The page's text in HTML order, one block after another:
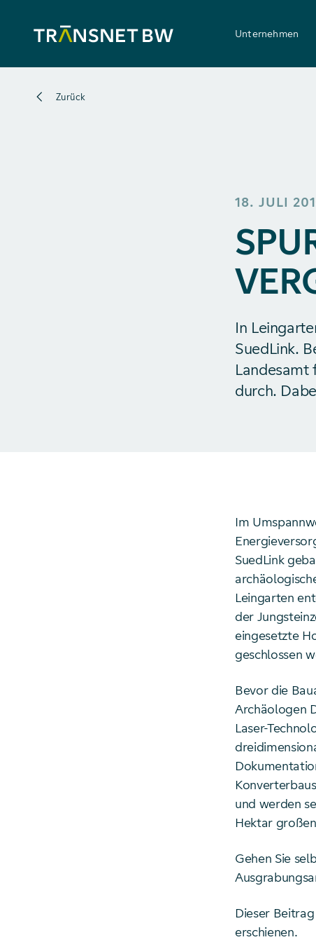
Unternehmen
Zurück
18. JULI
In
SuedLink.
Landesamt
durch.
Im
SuedLink
Leingarten
der
eingesetzte
geschlossen
Bevor die
Archäologen
Laser-
und werden
Hektar
Gehen Sie
Dieser
erschienen.